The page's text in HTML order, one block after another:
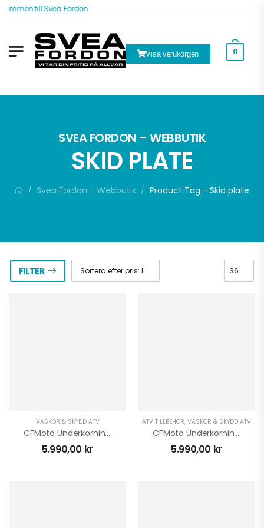
till Svea Fordon
Visa varukorgen 0
SVEA FORDON – WEBBUTIK
SKID PLATE
/ Svea Fordon – Webbutik / Product Tag - Skid plate
FILTER
VÄSKOR & SKYDD ATV
CFMoto Underkörningsskydd CForce 625 L Plast
5.990,00 kr
ATV TILLBEHÖR, VÄSKOR & SKYDD ATV
CFMoto Underkörningsskydd CForce 550/600 Plast
5.990,00 kr